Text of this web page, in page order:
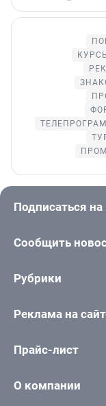
Подписаться на
Сообщить
Рубрики
Реклама на
Прайс-лист
О компании